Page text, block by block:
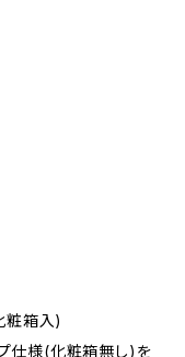
粧箱入)
仕様(化粧箱無し)を